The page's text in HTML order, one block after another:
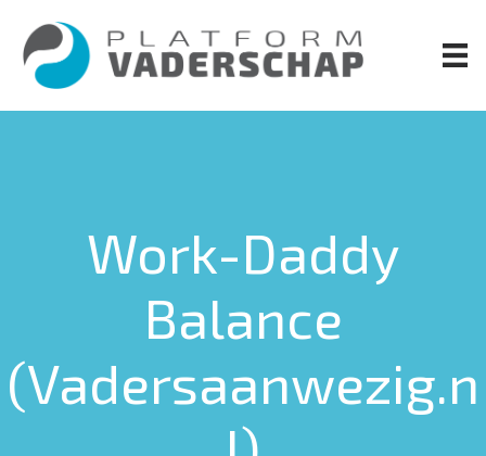
naar
hoofd
Work-Daddy
Balance
(Vadersaanwezig.n